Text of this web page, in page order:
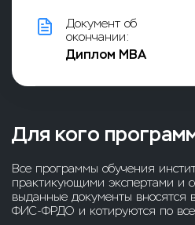
Документ об
окончании:
Диплом MBA
Для кого
Все программы обучения
практикующими экспертами и
выданные документы вносятся
ФИС-ФРДО и котируются по